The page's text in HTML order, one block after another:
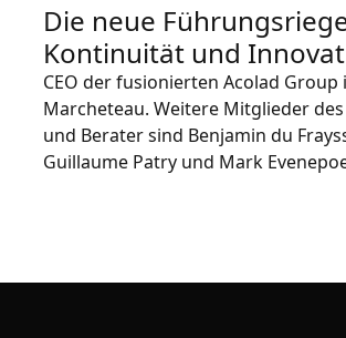
Die neue
Kontinuität und
CEO der fusionierten Acolad Group
Marcheteau. Weitere Mitglieder
und Berater sind Benjamin du
Guillaume Patry und Mark